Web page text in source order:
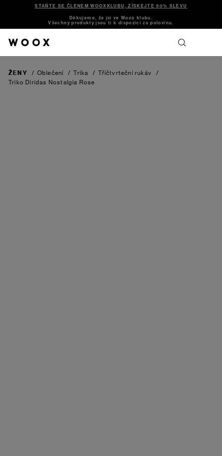
STAŇTE SE ČLENEM WOOXKLUBU, ZÍSKEJTE 50% SLEVU
Děkujeme, že jsi ve Woox klubu.
Všechny produkty jsou ti k dispozici za polovinu.
ŽENY / Oblečení / Trika / Tříčtvrteční rukáv
/
Triko Diridas Nostalgia Rose